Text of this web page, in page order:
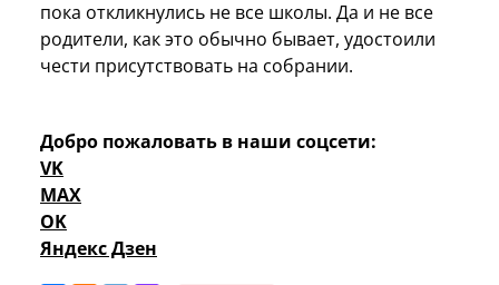
пока откликнулись не все школы. Да и не все
родители, как это обычно бывает, удостоили
чести присутствовать на собрании.
Добро пожаловать в наши соцсети:
VK
MAX
OK
Яндекс Дзен